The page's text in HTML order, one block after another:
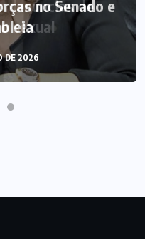
denúncias de
sexual
DE 2026
no Senado e
DE 2026